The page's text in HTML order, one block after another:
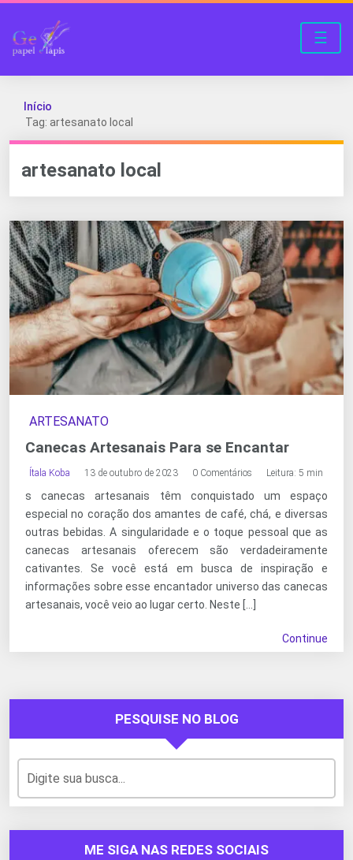
☰
Início
Tag: artesanato local
artesanato local
ARTESANATO
Canecas Artesanais Para se Encantar
Ítala Koba 13 de outubro de 2023 0 Comentários Leitura: 5 min
s canecas artesanais têm conquistado um espaço
especial no coração dos amantes de café, chá, e diversas
outras bebidas. A singularidade e o toque pessoal que as
canecas artesanais oferecem são verdadeiramente
cativantes. Se você está em busca de inspiração e
informações sobre esse encantador universo das canecas
artesanais, você veio ao lugar certo. Neste […]
Continue
PESQUISE NO BLOG
ME SIGA NAS REDES SOCIAIS